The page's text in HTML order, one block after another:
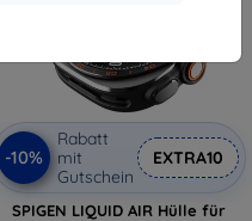
-10%
Rabatt
mit
Gutschein
EXTRA10
SPIGEN LIQUID AIR Hülle für